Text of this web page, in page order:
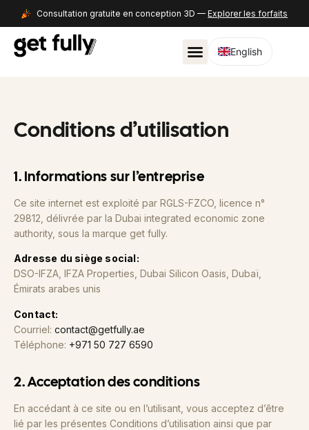
Consultation gratuite en conception 3D —Explorer les forfaits
English
Conditions d’utilisation
1. Informations sur l’entreprise
Ce site internet est exploité par RGLS-FZCO, licence n°
29812, délivrée par la Dubai integrated economic zone
authority, sous la marque get fully.
Adresse du siège social:
DSO-IFZA, IFZA Properties, Dubai Silicon Oasis, Dubaï,
Émirats arabes unis
Contact:
Courriel: contact@getfully.ae
Téléphone: +971 50 727 6590
2. Acceptation des conditions
En accédant à ce site ou en l’utilisant, vous acceptez d’être
lié par les présentes Conditions d’utilisation ainsi que par